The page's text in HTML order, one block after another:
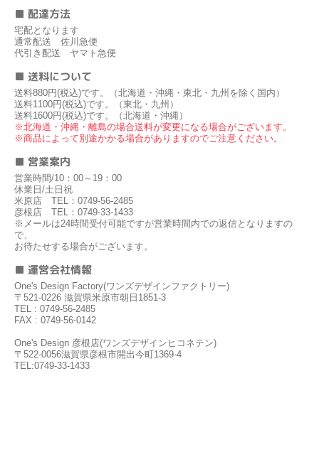
■ 配達方法
宅配となります
通常配送 佐川急便
代引き配送 ヤマト急便
■ 送料について
送料880円(税込)です。（北海道・沖縄・東北・九州を除く国内）
送料1100円(税込)です。（東北・九州）
送料1600円(税込)です。（北海道・沖縄）
※北海道・沖縄・離島の場合送料が変更になる場合がございます。
※商品によって別途かかる場合がありますのでご注意ください。
■ 営業案内
営業時間/10：00～19：00
休業日/土日祝
米原店 TEL：0749-56-2485
彦根店 TEL：0749-33-1433
※メールは24時間受付可能ですが営業時間内での返信となりますの
で、
お待たせする場合がございます。
■ 運営会社情報
One's Design Factory(ワンズデザインファクトリー)
〒521-0226 滋賀県米原市朝日1851-3
TEL : 0749-56-2485
FAX : 0749-56-0142
One's Design 彦根店(ワンズデザインヒコネテン)
〒522-0056滋賀県彦根市開出今町1369-4
TEL:0749-33-1433